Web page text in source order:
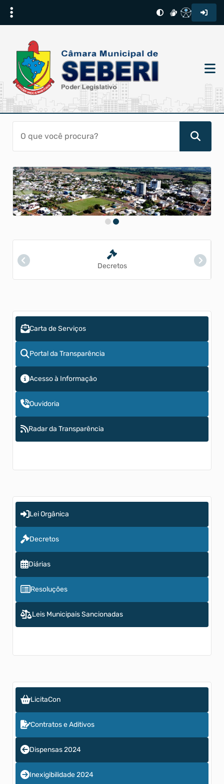
Decretos
Carta de Serviços
Portal da Transparência
Acesso à Informação
Ouvidoria
Radar da Transparência
Lei Orgânica
Decretos
Diárias
Resoluções
Leis Municipais Sancionadas
LicitaCon
Contratos e Aditivos
Dispensas 2024
Inexigibilidade 2024